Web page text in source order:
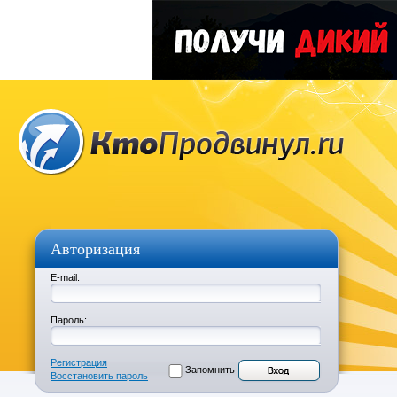
Авторизация
E-mail:
Пароль:
Регистрация
Восстановить пароль
Запомнить